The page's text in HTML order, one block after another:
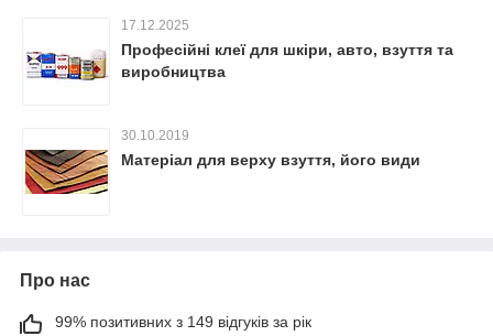
17.12.2025
Професійні клеї для шкіри, авто, взуття та
виробництва
30.10.2019
Матеріал для верху взуття, його види
Про нас
99% позитивних з 149 відгуків за рік